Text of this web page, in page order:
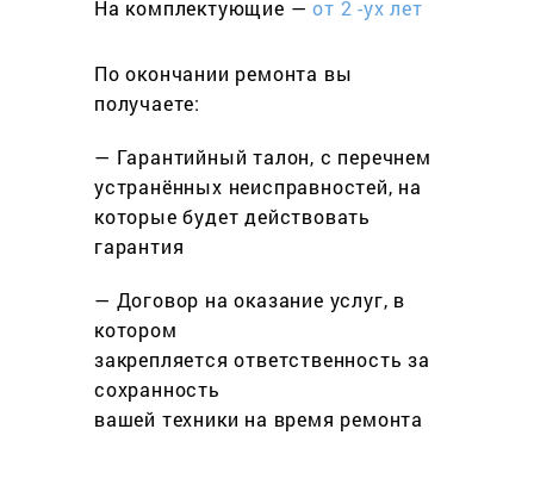
На комплектующие —от 2 -ух лет
По окончании ремонта вы
получаете:
— Гарантийный талон, с перечнем
устранённых неисправностей, на
которые будет действовать
гарантия
— Договор на оказание услуг, в
котором
закрепляется ответственность за
сохранность
вашей техники на время ремонта